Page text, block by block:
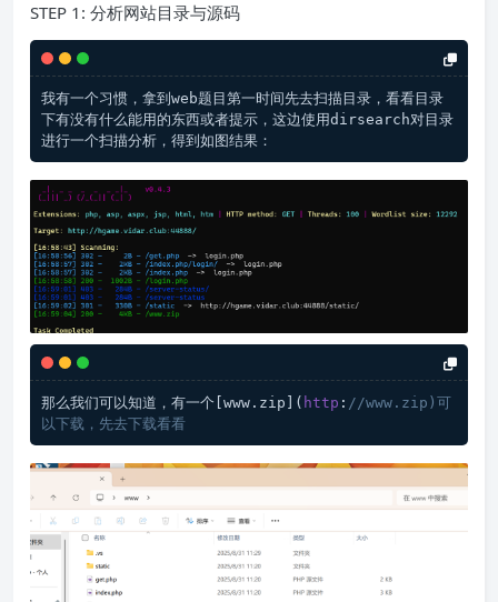
STEP 1: 分析网站目录与源码
我有一个习惯，拿到web题目第一时间先去扫描目录，看看目录
下有没有什么能用的东西或者提示，这边使用dirsearch对目录
那么我们可以知道，有一个 [www.zip] ( http : //www.zip)可
以下载，先去下载看看